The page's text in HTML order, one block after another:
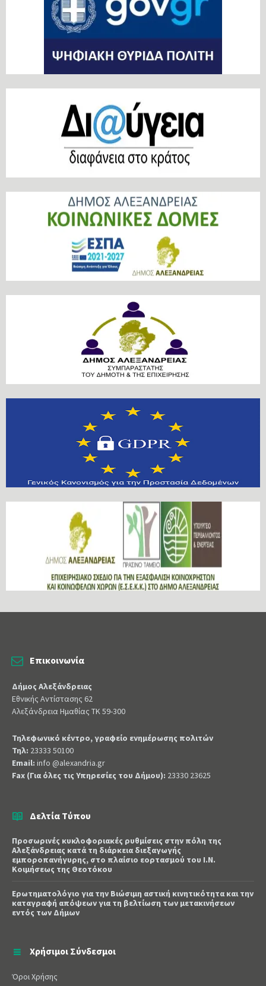
Επικοινωνία
Δήμος Αλεξάνδρειας
Εθνικής Αντίστασης 62
Αλεξάνδρεια Ημαθίας ΤΚ 59-300
Τηλεφωνικό κέντρο, γραφείο ενημέρωσης πολιτών
Τηλ: 23333 50100
Email: info @alexandria.gr
Fax (Για όλες τις Υπηρεσίες του Δήμου): 23330 23625
Δελτία Τύπου
Προσωρινές κυκλοφοριακές ρυθμίσεις στην πόλη της
Αλεξάνδρειας κατά τη διάρκεια διεξαγωγής
εμποροπανήγυρης, στο πλαίσιο εορτασμού του Ι.Ν.
Κοιμήσεως της Θεοτόκου
Ερωτηματολόγιο για την Βιώσιμη αστική κινητικότητα και την
καταγραφή απόψεων για τη βελτίωση των μετακινήσεων
εντός των Δήμων
Χρήσιμοι Σύνδεσμοι
Όροι Χρήσης